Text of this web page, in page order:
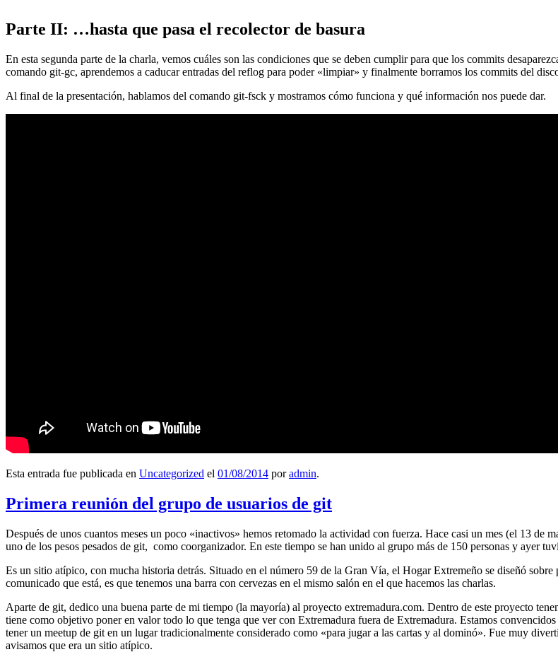
Parte II: …hasta que pasa el recolector de basura
En esta segunda parte de la charla, vemos cuáles son las condiciones que se deben cumplir para que los commits
comando git-gc, aprendemos a caducar entradas del reflog para poder «limpiar» y finalmente borramos los commits del
Al final de la presentación, hablamos del comando git-fsck y mostramos cómo funciona y qué información nos puede dar.
Esta entrada fue publicada en Uncategorized el 01/08/2014 poradmin.
Primera reunión del grupo de usuarios de git
Después de unos cuantos meses un poco «inactivos» hemos retomado la actividad con fuerza. Hace casi un mes (el 13 de
uno de los pesos pesados de git, como coorganizador. En este tiempo se han unido al grupo más de 150 personas y ayer
Es un sitio atípico, con mucha historia detrás. Situado en el número 59 de la Gran Vía, el Hogar Extremeño se diseñó
comunicado que está, es que tenemos una barra con cervezas en el mismo salón en el que hacemos las charlas.
Aparte de git, dedico una buena parte de mi tiempo (la mayoría) al proyecto extremadura.com. Dentro de este proyecto
tiene como objetivo poner en valor todo lo que tenga que ver con Extremadura fuera de Extremadura. Estamos
tener un meetup de git en un lugar tradicionalmente considerado como «para jugar a las cartas y al dominó». Fue muy
avisamos que era un sitio atípico.